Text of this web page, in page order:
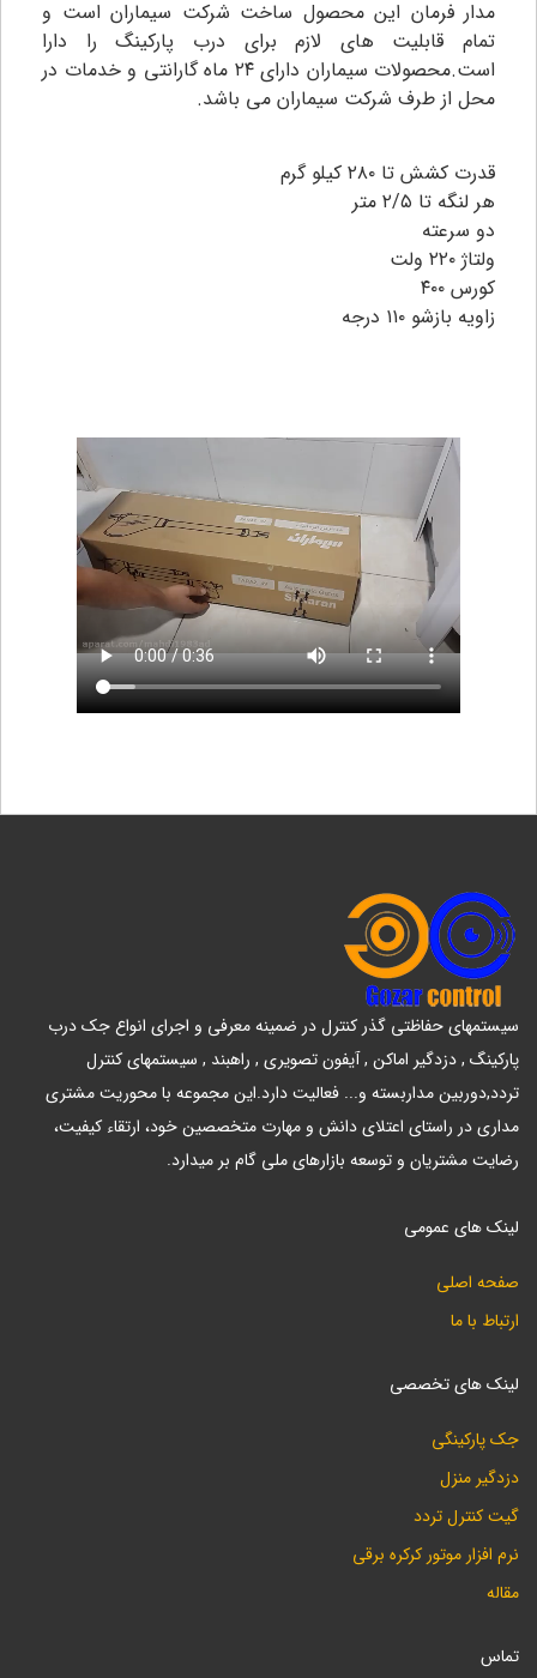
مدار فرمان این محصول ساخت شرکت سیماران است و
تمام قابلیت های لازم برای درب پارکینگ را دارا
است.محصولات سیماران دارای ۲۴ ماه گارانتی و خدمات در
محل از طرف شرکت سیماران می باشد.
قدرت کشش تا ۲۸۰ کیلو گرم
هر لنگه تا ۲/۵ متر
دو سرعته
ولتاژ ۲۲۰ ولت
کورس ۴۰۰
زاویه بازشو ۱۱۰ درجه
سیستمهای حفاظتی گذر کنترل در ضمینه معرفی و اجرای انواع جک درب
پارکینگ , دزدگیر اماکن , آیفون تصویری , راهبند , سیستمهای کنترل
تردد,دوربین مداربسته و... فعالیت دارد.این مجموعه با محوریت مشتری
مداری در راستای اعتلای دانش و مهارت متخصصین خود، ارتقاء کیفیت،
رضایت مشتریان و توسعه بازارهای ملی گام بر میدارد.
لینک های عمومی
صفحه اصلی
ارتباط با ما
لینک های تخصصی
جک پارکینگی
دزدگیر منزل
گیت کنترل تردد
نرم افزار موتور کرکره برقی
مقاله
تماس